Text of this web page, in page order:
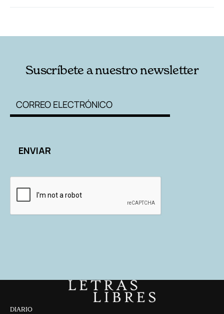
Suscríbete a nuestro newsletter
DIARIO